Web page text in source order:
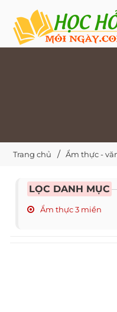
Trang chủ Ẩm thực -
LỌC DANH MỤC
Ẩm thực 3 miền